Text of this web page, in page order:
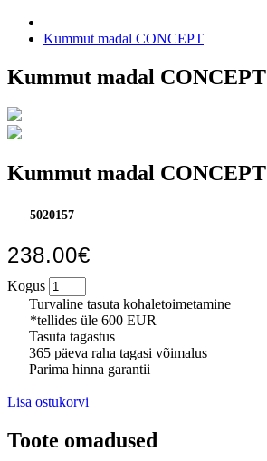
Kummut madal CONCEPT
Kummut madal CONCEPT
Kummut madal CONCEPT
5020157
238.00€
Kogus
Turvaline tasuta kohaletoimetamine
*tellides üle 600 EUR
Tasuta tagastus
365 päeva raha tagasi võimalus
Parima hinna garantii
Lisa ostukorvi
Toote omadused